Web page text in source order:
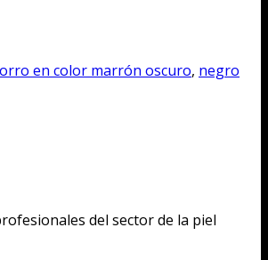
en color marrón oscuro, negro
del sector de la piel